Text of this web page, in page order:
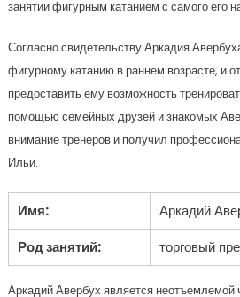
занятии фигурным катанием с самого его
Согласно свидетельству Аркадия
фигурному катанию в раннем возрасте, и
предоставить ему возможность
помощью семейных друзей и знакомых
внимание тренеров и получил
Ильи.
Имя:
Аркадий
Род занятий:
торговый
Аркадий Авербух является неотъемлемой